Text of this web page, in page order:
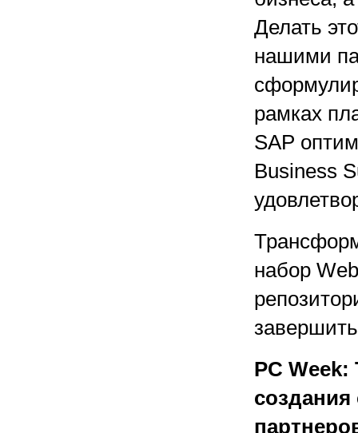
Делать
нашими
рамках
SAP
Business
набор
PC Week:
создания